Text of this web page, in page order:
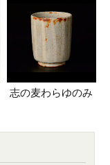
志の麦わらゆのみ